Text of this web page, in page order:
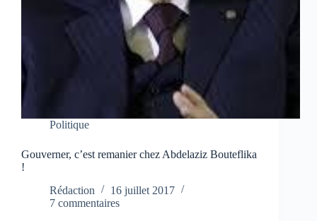
Politique
Gouverner, c’est remanier chez Abdelaziz Bouteflika
!
Rédaction
16 juillet 2017
7 commentaires